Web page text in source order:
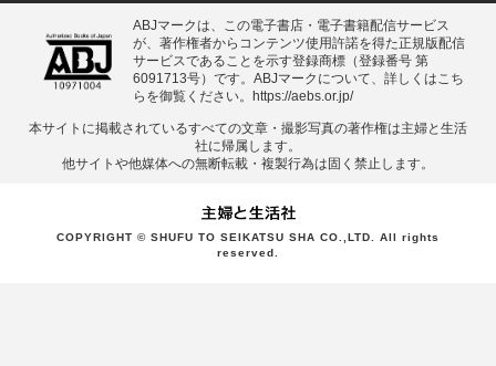
ABJマークは、この電子書店・電子書籍配信サービス
が、著作権者からコンテンツ使用許諾を得た正規版配信
サービスであることを示す登録商標（登録番号 第
6091713号）です。ABJマークについて、詳しくはこち
らを御覧ください。
https://aebs.or.jp/
本サイトに掲載されているすべての⽂章・撮影写真の著作権は主婦と⽣活
社に帰属します。
他サイトや他媒体への無断転載・複製⾏為は固く禁⽌します。
COPYRIGHT © SHUFU TO SEIKATSU SHA CO.,LTD. All rights
reserved.